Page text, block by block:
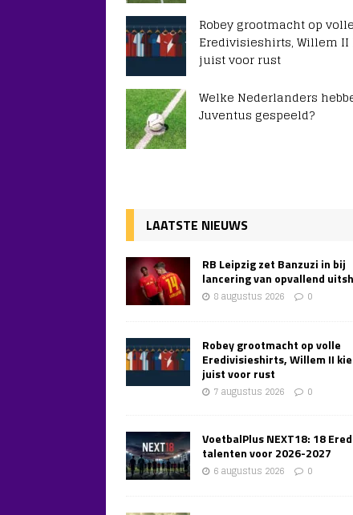
Robey grootmacht op volle
Eredivisieshirts, Willem
juist voor rust
Welke Nederlanders
Juventus gespeeld?
LAATSTE NIEUWS
RB Leipzig zet Banzuzi in bij
lancering van opvallend
8 augustus 2026 0
Robey grootmacht op volle
Eredivisieshirts, Willem II
juist voor rust
7 augustus 2026 0
VoetbalPlus NEXT18: 18
talenten voor 2026-2027
6 augustus 2026 0